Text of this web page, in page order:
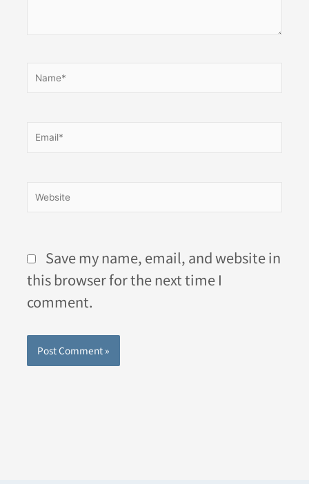
Name*
Email*
Website
Save my name, email, and website in
this browser for the next time I
comment.